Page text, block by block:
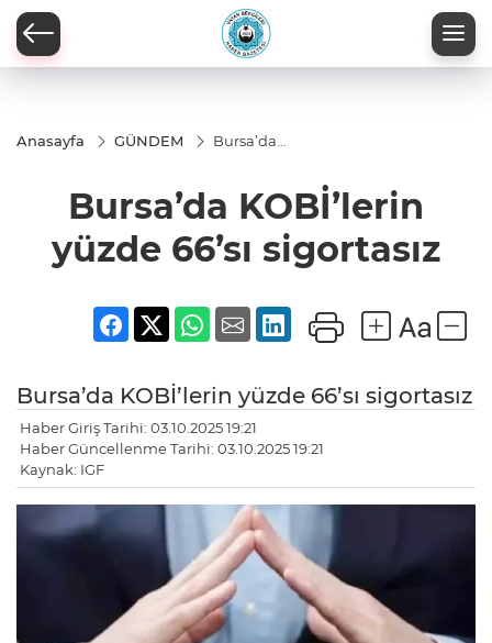
Anasayfa GÜNDEM
Bursa’da
66’sı
sigortasız
Bursa’da KOBİ’lerin
yüzde 66’sı sigortasız
Bursa’da KOBİ’lerin yüzde 66’sı sigortasız
Haber Giriş Tarihi: 03.10.2025 19:21
Haber Güncellenme Tarihi: 03.10.2025 19:21
Kaynak: IGF